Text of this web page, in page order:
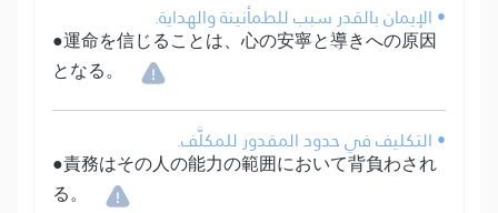
• الإيمان بالقدر سبب للطمأنينة والهداية.
●運命を信じることは、心の安寧と導きへの原因
となる。
• التكليف في حدود المقدور للمكلَّف.
●責務はその人の能力の範囲において背負わされ
る。